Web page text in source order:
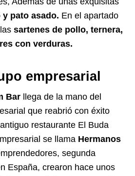
pato asado. En el apartado
sartenes de pollo, ternera,
con verduras.
empresarial
Bar llega de la mano del
que reabrió con éxito
restaurante El Buda
se llama Hermanos
segunda
España, crearon hace unos